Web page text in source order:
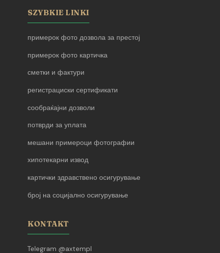
SZYBKIE LINKI
примерок фото дозвола за престој
примерок фото картичка
сметки и фактури
регистрациски сертификати
сообраќајни дозволи
потврди за уплата
мешани примероци фотографии
хипотекарни извод
картички здравствено осигурување
број на социјално осигурување
KONTAKT
Telegram @axtempl